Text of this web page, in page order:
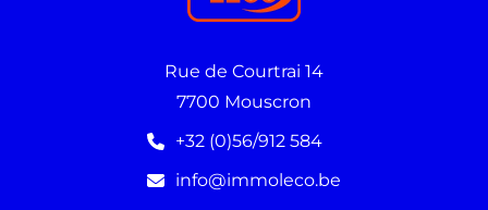
Rue de Courtrai 14
7700 Mouscron
+32 (0)56/912 584
info@immoleco.be